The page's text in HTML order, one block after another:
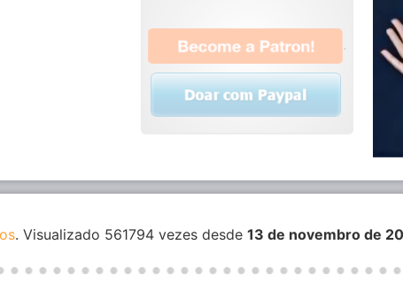
.
. Visualizado 561794 vezes desde 13 de novembro de